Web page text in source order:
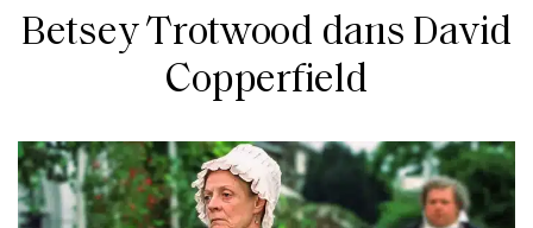
Betsey Trotwood dans David
Copperfield